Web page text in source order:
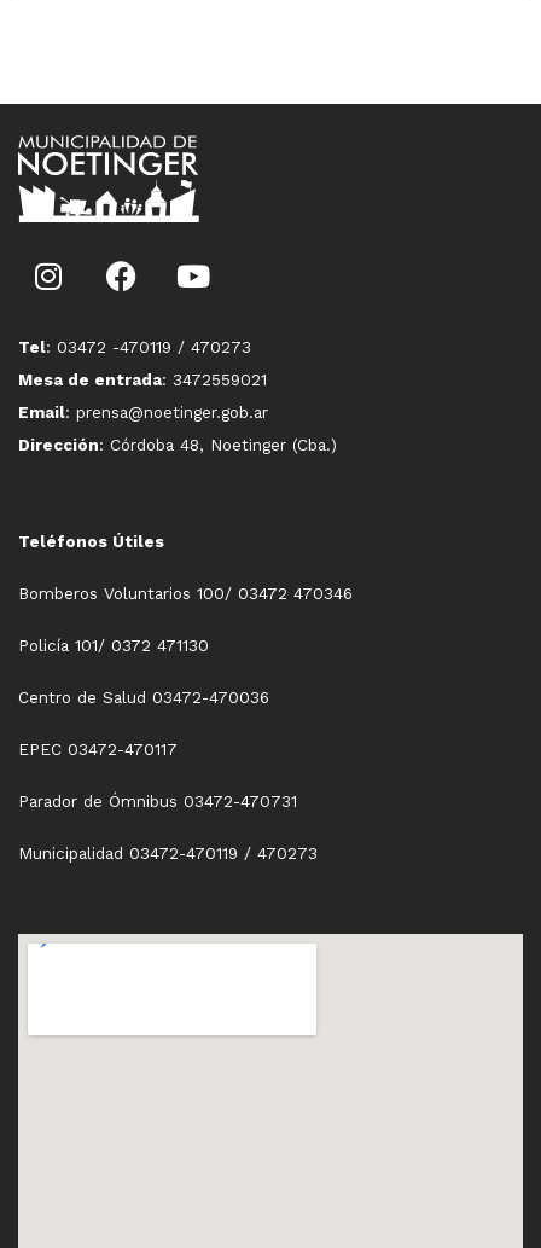
Tel: 03472 -470119 / 470273
Mesa de entrada: 3472559021
Email: prensa@noetinger.gob.ar
Dirección: Córdoba 48, Noetinger (Cba.)
Teléfonos Útiles
Bomberos Voluntarios 100/ 03472 470346
Policía 101/ 0372 471130
Centro de Salud 03472-470036
EPEC 03472-470117
Parador de Ómnibus 03472-470731
Municipalidad 03472-470119 / 470273